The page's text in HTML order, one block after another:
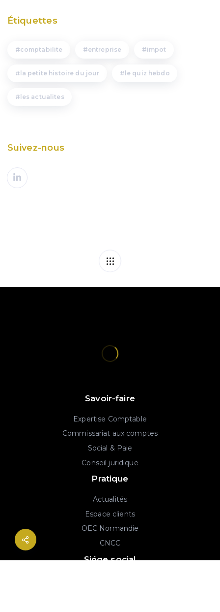
Étiquettes
comptabilite entreprise impot
la petite histoire du jour le quiz hebdo
les actualites
Suivez-nous
Savoir-faire
Expertise Comptable
Commissariat aux comptes
Social & Paie
Conseil juridique
Pratique
Actualités
Espace clients
OEC Normandie
CNCC
Siége social